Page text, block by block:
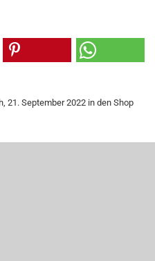
21. September 2022 in den Shop